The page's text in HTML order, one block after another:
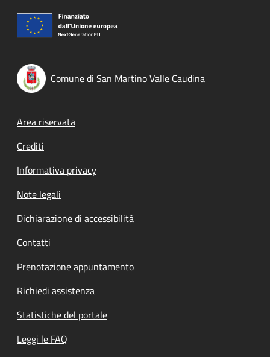
Comune di San Martino Valle Caudina
Footer menu
Area riservata
Crediti
Informativa privacy
Note legali
Dichiarazione di accessibilità
Contatti
Prenotazione appuntamento
Richiedi assistenza
Statistiche del portale
Leggi le FAQ